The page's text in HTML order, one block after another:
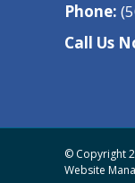
Phone:
Call Us
© Copyright
Website